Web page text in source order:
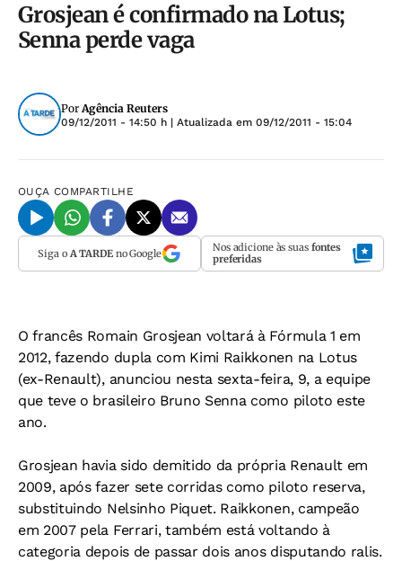
Grosjean é confirmado na Lotus;
Senna perde vaga
PorAgência Reuters
09/12/2011 - 14:50 h | Atualizada em 09/12/2011 - 15:04
OUÇA COMPARTILHE
Siga o A TARDEno Google Nos adicione às suas fontes
preferidas
O francês Romain Grosjean voltará à Fórmula 1 em
2012, fazendo dupla com Kimi Raikkonen na Lotus
(ex-Renault), anunciou nesta sexta-feira, 9, a equipe
que teve o brasileiro Bruno Senna como piloto este
ano.
Grosjean havia sido demitido da própria Renault em
2009, após fazer sete corridas como piloto reserva,
substituindo Nelsinho Piquet. Raikkonen, campeão
em 2007 pela Ferrari, também está voltando à
categoria depois de passar dois anos disputando ralis.